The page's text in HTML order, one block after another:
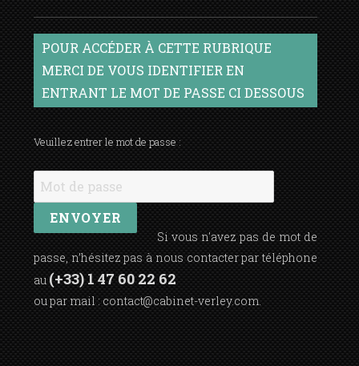
POUR ACCÉDER À CETTE RUBRIQUE
MERCI DE VOUS IDENTIFIER EN
ENTRANT LE MOT DE PASSE CI DESSOUS
Veuillez entrer le mot de passe :
Si vous n'avez pas de mot de
passe, n’hésitez pas à nous contacter par téléphone
au (+33) 1 47 60 22 62
ou par mail : contact@cabinet-verley.com .